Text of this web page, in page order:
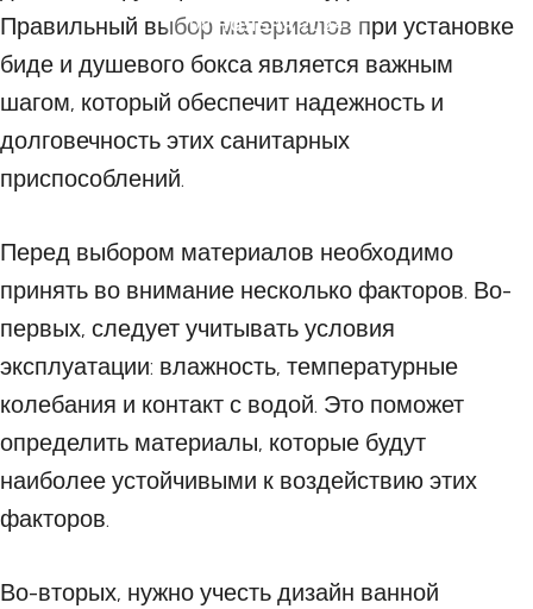
08 НОЯБРЯ 2024
Правильный выбор материалов при установке
биде и душевого бокса является важным
шагом, который обеспечит надежность и
долговечность этих санитарных
приспособлений.
Перед выбором материалов необходимо
принять во внимание несколько факторов. Во-
первых, следует учитывать условия
эксплуатации: влажность, температурные
колебания и контакт с водой. Это поможет
определить материалы, которые будут
наиболее устойчивыми к воздействию этих
факторов.
Во-вторых, нужно учесть дизайн ванной